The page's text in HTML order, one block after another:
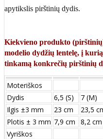
apytikslis pirštinių dydis.
Kiekvieno produkto
modelio dydžių lentelę, į
tinkamą konkrečių pirštinių
Moteriškos
Dydis
6,5 (S) 7 (M)
Ilgis ±3 mm
23 cm 23,5
Plotis ± 3 mm 7,9 cm 8,2 cm
Vyriškos